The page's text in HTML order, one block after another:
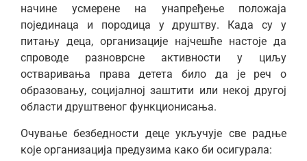
начине усмерене на унапређење положаја
појединаца и породица у друштву. Када су у
питању деца, организације најчешће настоје да
спроводе разноврсне активности у циљу
остваривања права детета било да је реч о
образовању, социјалној заштити или некој другој
области друштвеног функционисања.
Очување безбедности деце укључује све радње
које организација предузима како би осигурала: